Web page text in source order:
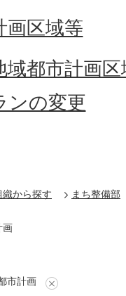
画区域等
域都市計画区
ンの変更
織から探す まち整備部
画
市計画